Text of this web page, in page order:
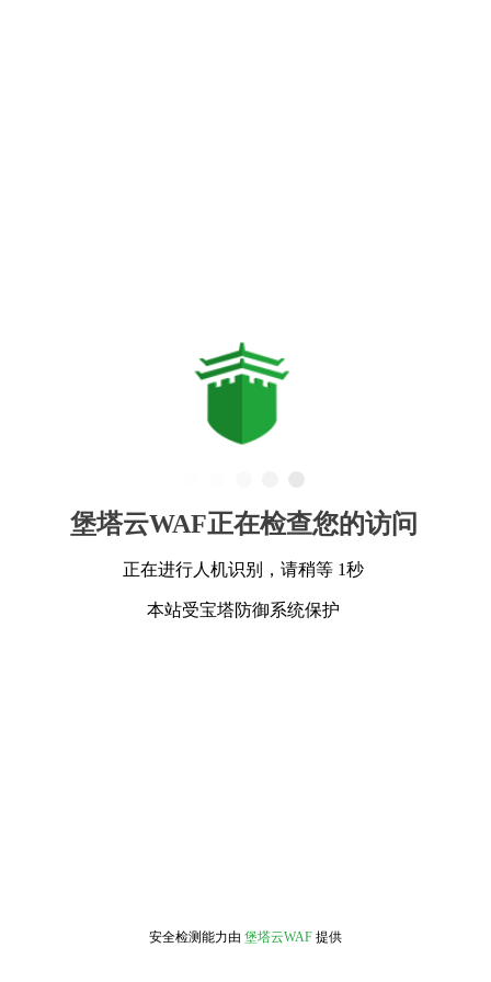
堡塔云WAF正在检查您的访问
正在进行人机识别，请稍等 1秒
本站受宝塔防御系统保护
安全检测能力由 堡塔云WAF 提供